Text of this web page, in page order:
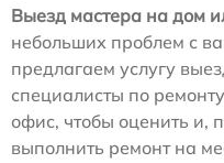
Выезд мастера на дом
небольших проблем с
предлагаем услугу
специалисты по
офис, чтобы оценить и,
выполнить ремонт на